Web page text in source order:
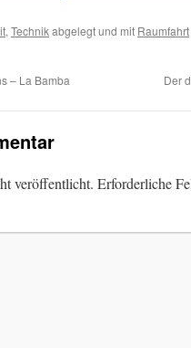
, Technikabgelegt und mit Raumfahrt
– La Bamba Der
veröffentlicht. Erforderliche